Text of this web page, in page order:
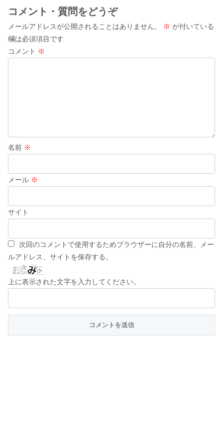
結婚式をしない時の離婚率がハンパな
いｗ後悔しない為には？
結婚式しない場合の顔合わせに兄弟は
結婚式しないでパーティや食事会だけ
するのはアリ？ドレスは着る？
結婚式しないで写真のみ撮影が人気！
コメント・質問をどうぞ
メールアドレスが公開されることはありません。 ※ が付いている
欄は必須項目です
コメント ※
名前 ※
メール ※
サイト
次回のコメントで使用するためブラウザーに自分の名前、メー
ルアドレス、サイトを保存する。
上に表示された文字を入力してください。